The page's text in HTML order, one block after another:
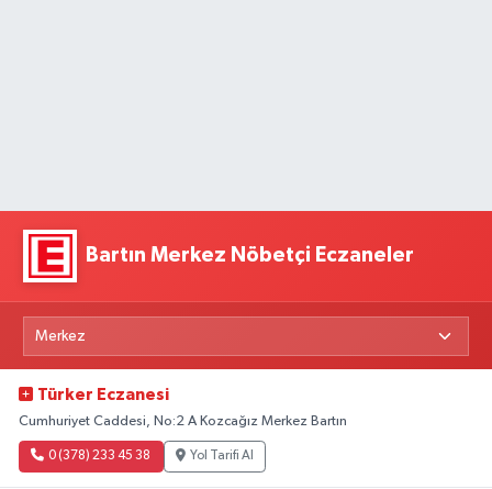
Bartın Merkez Nöbetçi Eczaneler
Türker Eczanesi
Cumhuriyet Caddesi, No:2 A Kozcağız Merkez Bartın
0 (378) 233 45 38 Yol Tarifi Al